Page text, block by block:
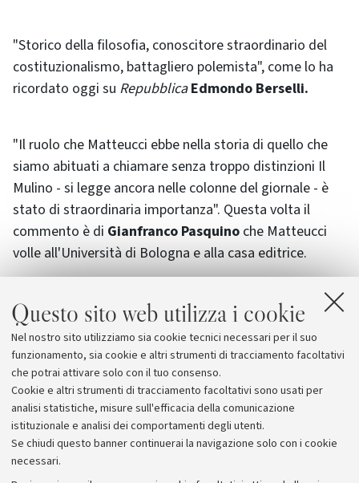
Questo sito web utilizza i cookie
Nel nostro sito utilizziamo sia cookie tecnici necessari per il suo
funzionamento, sia cookie e altri strumenti di tracciamento facoltativi
che potrai attivare solo con il tuo consenso.
Cookie e altri strumenti di tracciamento facoltativi sono usati per
analisi statistiche, misure sull'efficacia della comunicazione
istituzionale e analisi dei comportamenti degli utenti.
Se chiudi questo banner continuerai la navigazione solo con i cookie
necessari.
"Storico della filosofia, conoscitore straordinario del
costituzionalismo, battagliero polemista", come lo ha
ricordato oggi su Repubblica Edmondo Berselli.
"Il ruolo che Matteucci ebbe nella storia di quello che
siamo abituati a chiamare senza troppo distinzioni Il
Mulino - si legge ancora nelle colonne del giornale - è
stato di straordinaria importanza". Questa volta il
commento è di Gianfranco Pasquino che Matteucci
volle all'Università di Bologna e alla casa editrice.
Messaggi di cordoglio sono stati inviati da numeorse
personalità della cultura e della politica. Il professore
è stato ricordato ieri pomeriggio anche in Senato, in
apertura della seduta.